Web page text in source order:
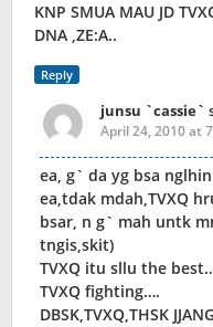
KNP SMUA MAU JD
DNA ,ZE:A..
Reply
junsu `cassie`
April 24, 2010 at
ea, g` da yg bsa nglhin
ea,tdak mdah,TVXQ
bsar, n g` mah untk
tngis,skit)
TVXQ itu sllu the
TVXQ fighting….
DBSK,TVXQ,THSK